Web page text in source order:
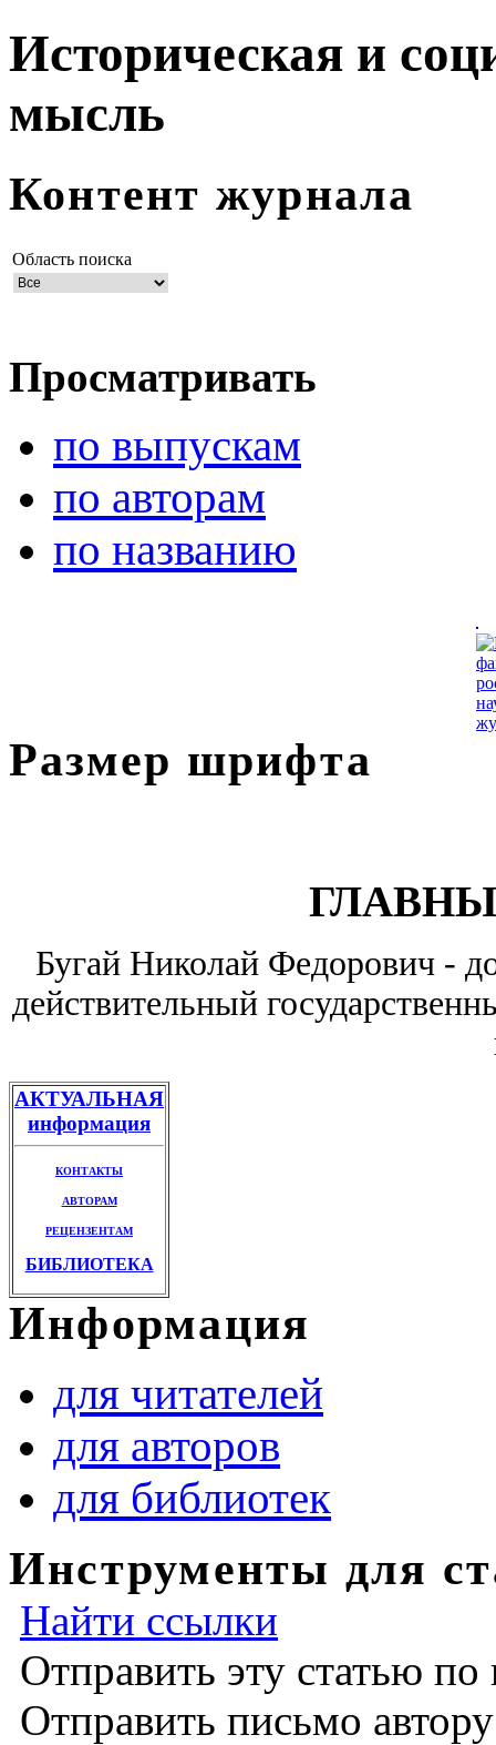
Историческая и
мысль
Контент журнала
Область поиска
Просматривать
по выпускам
по авторам
по названию
Размер шрифта
Бугай Николай Федорович -
действительный
АКТУАЛЬНАЯ
информация
КОНТАКТЫ
АВТОРАМ
РЕЦЕНЗЕНТАМ
БИБЛИОТЕКА
Информация
для читателей
для авторов
для библиотек
Инструменты для
Найти ссылки
Отправить эту статью
Отправить письмо